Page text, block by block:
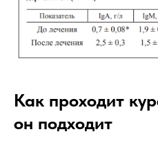
Как проходит
он подходит